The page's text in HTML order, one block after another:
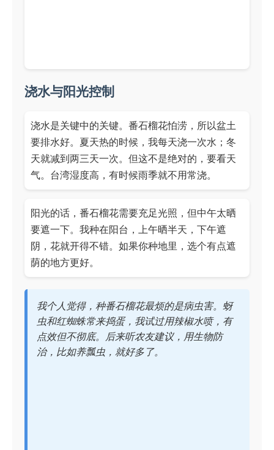
浇水与阳光控制
浇水是关键中的关键。番石榴花怕涝，所以盆土
要排水好。夏天热的时候，我每天浇一次水；冬
天就减到两三天一次。但这不是绝对的，要看天
气。台湾湿度高，有时候雨季就不用常浇。
阳光的话，番石榴花需要充足光照，但中午太晒
要遮一下。我种在阳台，上午晒半天，下午遮
阴，花就开得不错。如果你种地里，选个有点遮
荫的地方更好。
我个人觉得，种番石榴花最烦的是病虫害。蚜
虫和红蜘蛛常来捣蛋，我试过用辣椒水喷，有
点效但不彻底。后来听农友建议，用生物防
治，比如养瓢虫，就好多了。